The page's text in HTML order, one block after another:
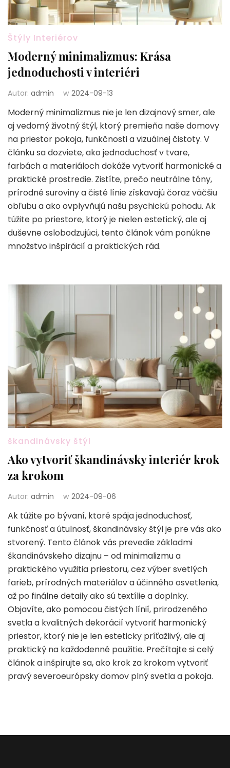
Štýly Interiérov
Moderný minimalizmus: Krása
jednoduchosti v interiéri
Autor: admin w 2024-09-13
Moderný minimalizmus nie je len dizajnový smer, ale
aj vedomý životný štýl, ktorý premieňa naše domovy
na priestor pokoja, funkčnosti a vizuálnej čistoty. V
článku sa dozviete, ako jednoduchosť v tvare,
farbách a materiáloch dokáže vytvoriť harmonické a
praktické prostredie. Zistíte, prečo neutrálne tóny,
prírodné suroviny a čisté línie získavajú čoraz väčšiu
obľubu a ako ovplyvňujú našu psychickú pohodu. Ak
túžite po priestore, ktorý je nielen estetický, ale aj
duševne oslobodzujúci, tento článok vám ponúkne
množstvo inšpirácií a praktických rád.
škandinávsky štýl
Ako vytvoriť škandinávsky interiér krok
za krokom
Autor: admin w 2024-09-06
Ak túžite po bývaní, ktoré spája jednoduchosť,
funkčnosť a útulnosť, škandinávsky štýl je pre vás ako
stvorený. Tento článok vás prevedie základmi
škandinávskeho dizajnu – od minimalizmu a
praktického využitia priestoru, cez výber svetlých
farieb, prírodných materiálov a účinného osvetlenia,
až po finálne detaily ako sú textílie a doplnky.
Objavíte, ako pomocou čistých línií, prirodzeného
svetla a kvalitných dekorácií vytvoriť harmonický
priestor, ktorý nie je len esteticky príťažlivý, ale aj
praktický na každodenné použitie. Prečítajte si celý
článok a inšpirujte sa, ako krok za krokom vytvoriť
pravý severoeurópsky domov plný svetla a pokoja.